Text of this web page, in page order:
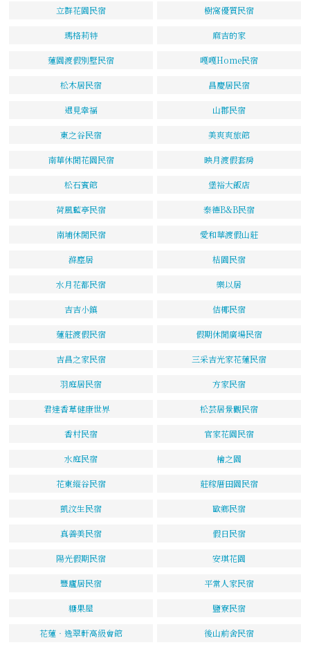
立群花園民宿 樹窩優質民宿
瑪格莉特 麻吉的家
蓮園渡假別墅民宿 嘎嘎Home民宿
松木居民宿 昌慶居民宿
遇見幸福 山郡民宿
東之谷民宿 美爽爽旅館
南華休閒花園民宿 映月渡假套房
松石賓館 堡裕大飯店
荷風藍亭民宿 泰德B&B民宿
南埔休閒民宿 愛和華渡假山莊
滌塵居 桔園民宿
水月花都民宿 樂以居
吉吉小鎮 佶椰民宿
蓮莊渡假民宿 假期休閒廣場民宿
吉昌之家民宿 三采吉光家花蓮民宿
羽庭居民宿 方家民宿
君達香草健康世界 松芸居景觀民宿
香村民宿 官家花園民宿
水庭民宿 檜之園
花東縱谷民宿 莊稼厝田園民宿
凱汶生民宿 歐鄉民宿
真善美民宿 假日民宿
陽光假期民宿 安琪花園
豐廬居民宿 平常人家民宿
糖果屋 鹽寮民宿
花蓮‧逸翠軒高級會館 後山前舍民宿